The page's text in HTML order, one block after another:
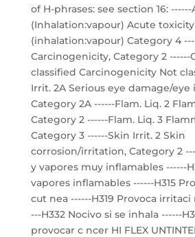
of H-phrases: see section 16: ------
(Inhalation:vapour) Acute toxicity
(inhalation:vapour) Category 4
Carcinogenicity, Category 2 ------
classified Carcinogenicity Not
Irrit. 2A Serious eye damage/
Category 2A ------Flam. Liq. 2
Category 2 ------Flam. Liq. 3
Category 3 ------Skin Irrit. 2 Skin
corrosion/irritation, Category 2
y vapores muy inflamables ------
vapores inflamables ------H315
cut nea ------H319 Provoca
---H332 Nocivo si se inhala ------
provocar c ncer HI FLEX